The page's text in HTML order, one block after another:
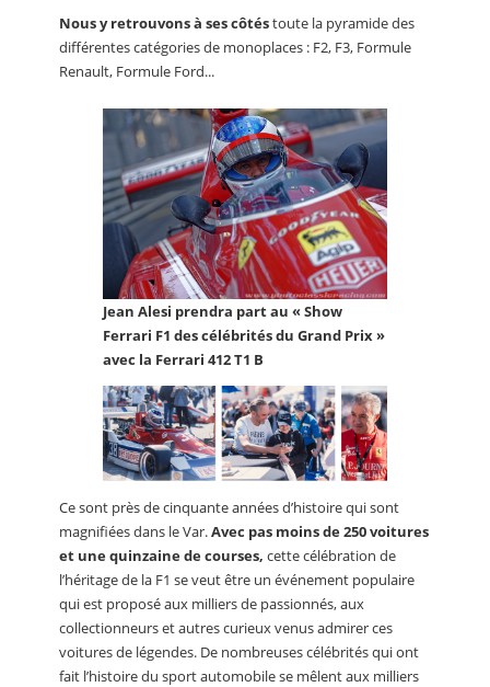
Nous y retrouvons à ses côtéstoute la pyramide des
différentes catégories de monoplaces : F2, F3, Formule
Renault, Formule Ford...
Jean Alesi prendra part au « Show
Ferrari F1 des célébrités du Grand Prix »
avec la Ferrari 412 T1 B
Ce sont près de cinquante années d’histoire qui sont
magnifiées dans le Var.Avec pas moins de 250 voitures
et une quinzaine de courses, cette célébration de
l’héritage de la F1 se veut être un événement populaire
qui est proposé aux milliers de passionnés, aux
collectionneurs et autres curieux venus admirer ces
voitures de légendes. De nombreuses célébrités qui ont
fait l’histoire du sport automobile se mêlent aux milliers